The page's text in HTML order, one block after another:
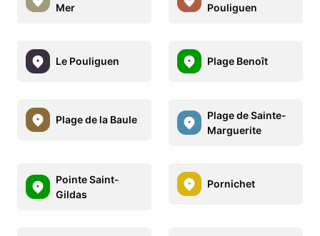
Mer
Pouliguen
Le Pouliguen Plage Benoît
Plage de la Baule
Plage de Sainte-
Marguerite
Pointe Saint-
Gildas
Pornichet